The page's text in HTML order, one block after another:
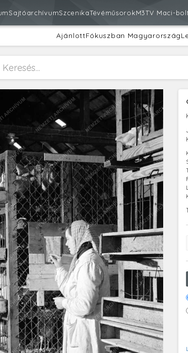
SajtóarchívumSzcenikaTévéműsorokM3TV Maci-
AjánlottFókuszban Magyarország